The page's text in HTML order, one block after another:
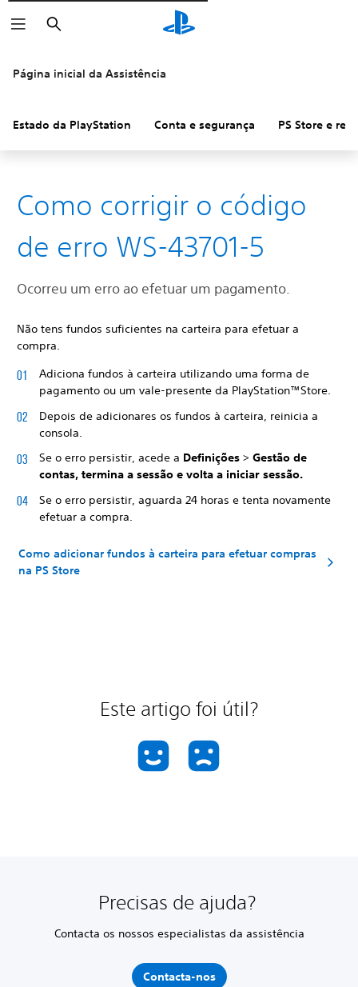
Pesquisar
Página inicial da Assistência
Estado da PlayStation Conta e segurança PS Store e
Como corrigir o código
de erro WS-43701-5
Ocorreu um erro ao efetuar um pagamento.
Não tens fundos suficientes na carteira para efetuar a
compra.
Adiciona fundos à carteira utilizando uma forma de
pagamento ou um vale-presente da PlayStation™Store.
Depois de adicionares os fundos à carteira, reinicia a
consola.
Se o erro persistir, acede a Definições > Gestão de
contas, termina a sessão e volta a iniciar sessão.
Se o erro persistir, aguarda 24 horas e tenta novamente
efetuar a compra.
Como adicionar fundos à carteira para efetuar compras
na PS Store
Este artigo foi útil?
Precisas de ajuda?
Contacta os nossos especialistas da assistência
Contacta-nos